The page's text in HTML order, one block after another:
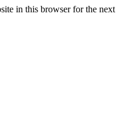
in this browser for the next